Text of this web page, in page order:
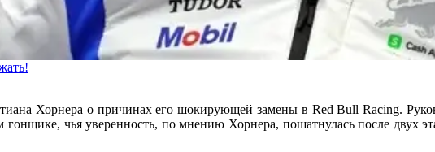
Хорнера о причинах его шокирующей замены в Red Bull Racing.
чья уверенность, по мнению Хорнера, пошатнулась после двух